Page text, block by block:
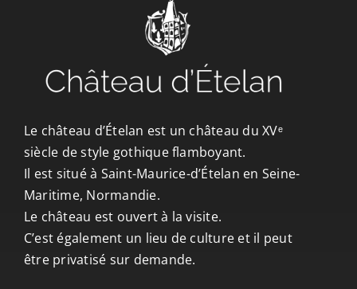
Le château d’Ételan est un château du XVᵉ
siècle de style gothique flamboyant.
Il est situé à Saint-Maurice-d’Ételan en Seine-
Maritime, Normandie.
Le château est ouvert à la visite.
C’est également un lieu de culture et il peut
être privatisé sur demande.